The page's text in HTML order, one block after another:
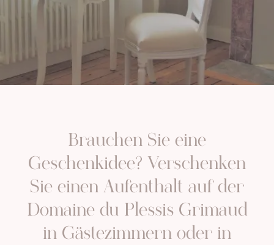
Brauchen Sie eine
Geschenkidee? Verschenken
Sie einen Aufenthalt auf der
Domaine du Plessis Grimaud
in Gästezimmern oder in